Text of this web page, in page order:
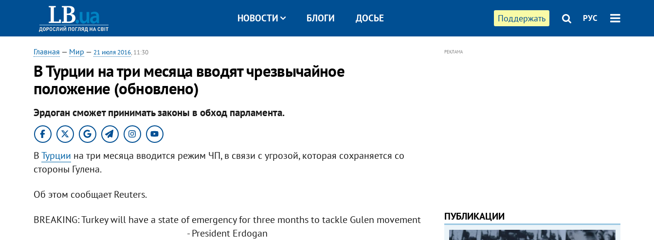
Поддержать РУС
НОВОСТИ БЛОГИ ДОСЬЕ
Главная — Мир — 21 июля 2016, 11:30
В Турции на три месяца вводят чрезвычайное
положение (обновлено)
Эрдоган сможет принимать законы в обход парламента.
ВТурции на три месяца вводится режим ЧП, в связи с угрозой, которая сохраняется со
стороны Гулена.
Об этом сообщает Reuters.
BREAKING: Turkey will have a state of emergency for three months to tackle Gulen movement
- President Erdogan
РЕКЛАМА
ПУБЛИКАЦИИ